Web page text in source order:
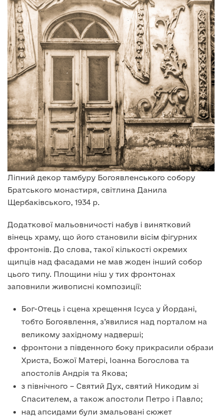
Ліпний декор тамбуру Богоявленського собору
Братського монастиря, світлина Данила
Щербаківського, 1934 р.
Додаткової мальовничості набув і винятковий
вінець храму, що його становили вісім фігурних
фронтонів. До слова, такої кількості окремих
щипців над фасадами не мав жоден інший собор
цього типу. Площини ніш у тих фронтонах
заповнили живописні композиції:
Бог-Отець і сцена хрещення Ісуса у Йордані,
тобто Богоявлення, з’явилися над порталом на
великому західному надверші;
фронтони з південного боку прикрасили образи
Христа, Божої Матері, Іоанна Богослова та
апостолів Андрія та Якова;
з північного – Святий Дух, святий Никодим зі
Спасителем, а також апостоли Петро і Павло;
над апсидами були змальовані сюжет